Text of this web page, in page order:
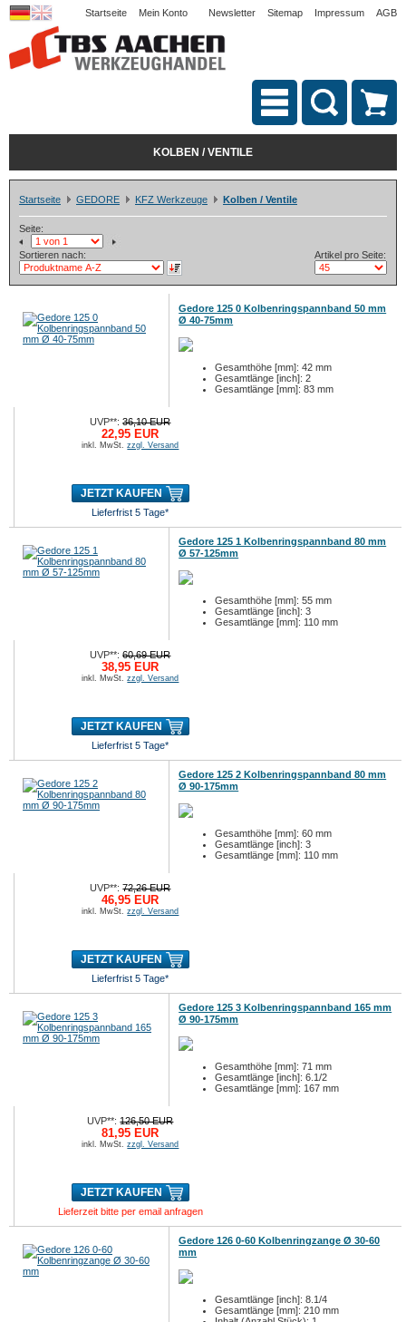
Startseite Mein Konto Newsletter Sitemap Impressum AGB
KOLBEN / VENTILE
Startseite GEDORE KFZ Werkzeuge Kolben / Ventile
Seite:
Sortieren nach: Artikel pro Seite:
Gedore 125 0 Kolbenringspannband 50 mm
Ø 40-75mm
Gesamthöhe [mm]: 42 mm
Gesamtlänge [inch]: 2
Gesamtlänge [mm]: 83 mm
UVP**:36,10 EUR
22,95 EUR
inkl. MwSt.zzgl. Versand
JETZT KAUFEN
Lieferfrist 5 Tage*
Gedore 125 1 Kolbenringspannband 80 mm
Ø 57-125mm
Gesamthöhe [mm]: 55 mm
Gesamtlänge [inch]: 3
Gesamtlänge [mm]: 110 mm
UVP**:60,69 EUR
38,95 EUR
inkl. MwSt.zzgl. Versand
JETZT KAUFEN
Lieferfrist 5 Tage*
Gedore 125 2 Kolbenringspannband 80 mm
Ø 90-175mm
Gesamthöhe [mm]: 60 mm
Gesamtlänge [inch]: 3
Gesamtlänge [mm]: 110 mm
UVP**:72,26 EUR
46,95 EUR
inkl. MwSt.zzgl. Versand
JETZT KAUFEN
Lieferfrist 5 Tage*
Gedore 125 3 Kolbenringspannband 165 mm
Ø 90-175mm
Gesamthöhe [mm]: 71 mm
Gesamtlänge [inch]: 6.1/2
Gesamtlänge [mm]: 167 mm
UVP**:126,50 EUR
81,95 EUR
inkl. MwSt.zzgl. Versand
JETZT KAUFEN
Lieferzeit bitte per email anfragen
Gedore 126 0-60 Kolbenringzange Ø 30-60
mm
Gesamtlänge [inch]: 8.1/4
Gesamtlänge [mm]: 210 mm